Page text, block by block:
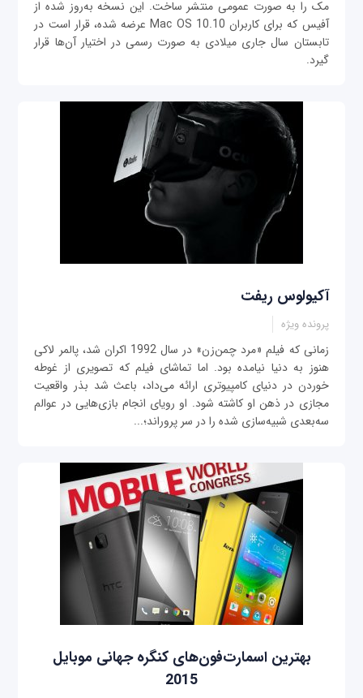
مک را به صورت عمومی منتشر ساخت. این نسخه به‌روز شده از
آفیس که برای کاربران Mac OS 10.10 عرضه شده، قرار است در
تابستان سال جاری میلادی به صورت رسمی در اختیار آن‌ها قرار
گیرد.
آکیولوس ریفت
پرونده ویژه
زمانی که فیلم «مرد چمن‌زن» در سال 1992 اکران شد، پالمر لاکی
هنوز به ‌دنیا نیامده بود. اما تماشای فیلم که تصویری از غوطه
خوردن در دنیای کامپیوتری ارائه می‌داد، باعث شد بذر واقعیت
مجازی در ذهن او کاشته شود. او رویای انجام بازی‌هایی در عوالم
سه‌بعدی شبیه‌سازی شده را در سر پروراند؛...
بهترین‎ اسمارت‌فون‌های کنگره جهانی موبایل
2015